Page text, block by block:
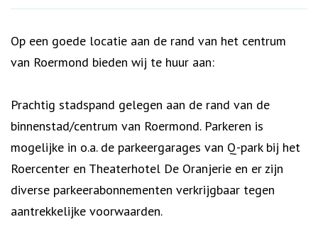
Omschrijving
Op een goede locatie aan de rand van het centrum
van Roermond bieden wij te huur aan:
Prachtig stadspand gelegen aan de rand van de
binnenstad/centrum van Roermond. Parkeren is
mogelijke in o.a. de parkeergarages van Q-park bij het
Roercenter en Theaterhotel De Oranjerie en er zijn
diverse parkeerabonnementen verkrijgbaar tegen
aantrekkelijke voorwaarden.